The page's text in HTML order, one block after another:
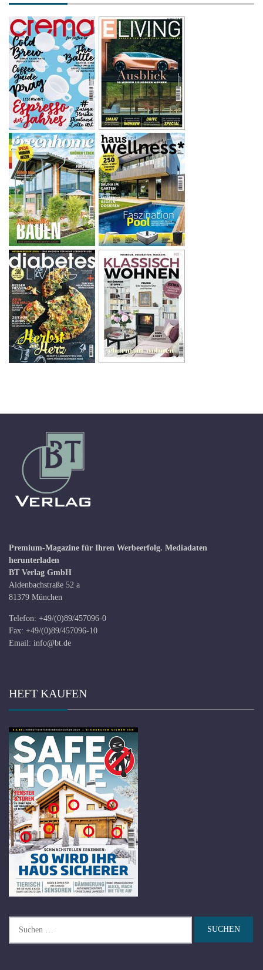
Premium-Magazine für Ihren Werbeerfolg. Mediadaten
herunterladen
BT Verlag GmbH
Aidenbachstraße 52 a
81379 München
Telefon: +49/(0)89/457096-0
Fax: +49/(0)89/457096-10
Email: info@bt.de
HEFT KAUFEN
nach: